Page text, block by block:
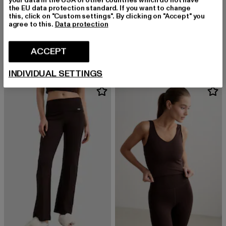
AIMN
Sense
EUR 71,99
Derzeitiger Preis: EUR 71,99
EUR 79,99
the EU data protection standard. If you want to change
this, click on "Custom settings". By clicking on "Accept" you
agree to this. Data protection
ACCEPT
INDIVIDUAL SETTINGS